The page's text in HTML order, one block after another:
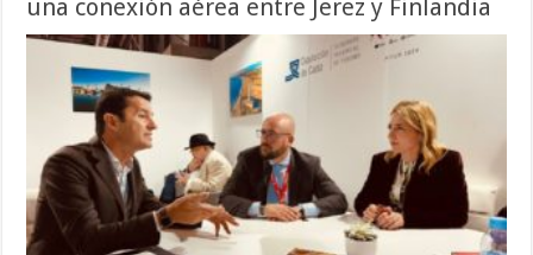
una conexión aérea entre Jerez y Finlandia